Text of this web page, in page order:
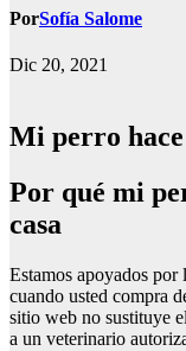
PorSofía Salome
Dic 20, 2021
Mi perro
Por qué mi
casa
Estamos apoyados por
cuando usted compra
sitio web no sustituye
a un veterinario